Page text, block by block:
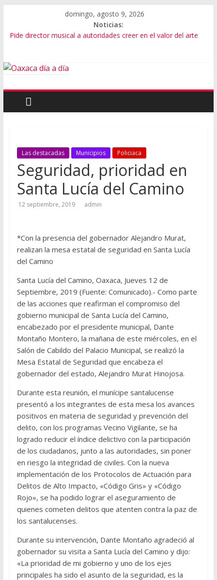
domingo, agosto 9, 2026
Noticias:
Pide director musical a autoridades creer en el valor del arte
Advierten de riesgos por consumo que viene de EU
Cumple gobernador de Oaxaca con rehabilitación de carretera
Las destacadas Municipios Policiaca
Seguridad, prioridad en
Santa Lucía del Camino
12 septiembre, 2019 admin
*Con la presencia del gobernador Alejandro Murat,
realizan la mesa estatal de seguridad en Santa Lucía
del Camino
Santa Lucía del Camino, Oaxaca, Jueves 12 de
Septiembre, 2019 (Fuente: Comunicado).- Como parte
de las acciones que reafirman el compromiso del
gobierno municipal de Santa Lucía del Camino,
encabezado por el presidente municipal, Dante
Montaño Montero, la mañana de este miércoles, en el
Salón de Cabildo del Palacio Municipal, se realizó la
Mesa Estatal de Seguridad que encabeza el
gobernador del estado, Alejandro Murat Hinojosa.
Durante esta reunión, el munícipe santalucense
presentó a los integrantes de esta mesa los avances
positivos en materia de seguridad y prevención del
delito, con los programas Vecino Vigilante, se ha
logrado reducir el índice delictivo con la participación
de los ciudadanos, junto a las autoridades, sin poner
en riesgo la integridad de civiles. Con la nueva
implementación de los Protocolos de Actuación para
Delitos de Alto Impacto, «Código Gris» y «Código
Rojo», se ha podido lograr el aseguramiento de
quienes cometen delitos que atenten contra la paz de
los santalucenses.
Durante su intervención, Dante Montaño agradeció al
gobernador su visita a Santa Lucía del Camino y dijo:
«La prioridad de mi gobierno y uno de los ejes
principales ha sido el asunto de la seguridad, es la